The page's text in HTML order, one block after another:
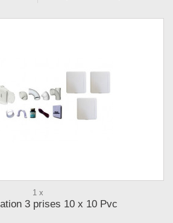
1 x
3 prises 10 x 10 Pvc